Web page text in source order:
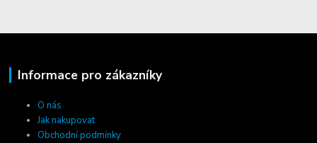
Informace pro zákazníky
O nás
Jak nakupovat
Obchodní podmínky